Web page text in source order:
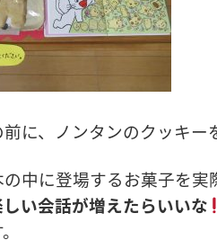
に、ノンタンのクッキー
中に登場するお菓子を実
い会話が増えたらいいな